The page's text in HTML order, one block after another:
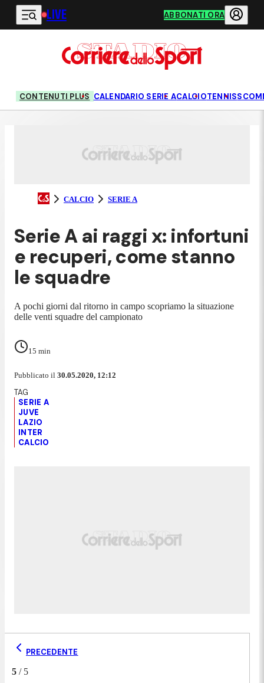
Vai al contenuto principale
LIVE ABBONATI ORA
CONTENUTI PLUS CALENDARIO SERIE ACALCIOTENNIS
CALCIO SERIE A
Serie A ai raggi x: infortuni
e recuperi, come stanno
le squadre
A pochi giorni dal ritorno in campo scopriamo la situazione
delle venti squadre del campionato
15 min
Pubblicato il 30.05.2020, 12:12
SERIE A
JUVE
LAZIO
INTER
CALCIO
PRECEDENTE
5 / 5